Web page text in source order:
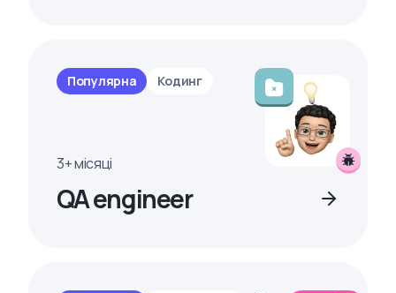
Популярна Кодинг
3+ місяці
QA engineer